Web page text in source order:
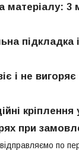
матеріалу: 3
підкладка
і не
кріплення
при
по